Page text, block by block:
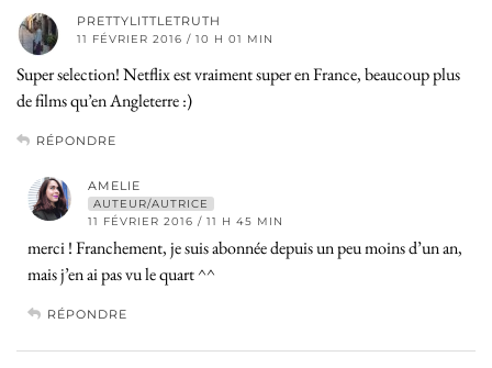
PRETTYLITTLETRUTH
11 FÉVRIER 2016 / 10 H 01 MIN
Super selection! Netflix est vraiment super en France, beaucoup plus
de films qu’en Angleterre :)
RÉPONDRE
AMELIE
AUTEUR/AUTRICE
11 FÉVRIER 2016 / 11 H 45 MIN
merci ! Franchement, je suis abonnée depuis un peu moins d’un an,
mais j’en ai pas vu le quart ^^
RÉPONDRE